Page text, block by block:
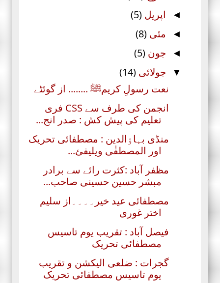
◄ اپریل (5)
◄ مئی (8)
◄ جون (5)
▼ جولائی (14)
نعت رسولِ کریمﷺ ........ از گوئٹے
انجمن کی طرف سے CSS فری
تعلیم کی پیش کش : صدر انج...
منڈی بہاٶالدین : مصطفائی تحریک
اور المصطفٰی ویلیفئ...
مظفر آباد :کثرت رائے سے برادر
مبشر حسین حسینی صاحب...
مصطفائی عید خیر۔۔۔۔از سلیم
اختر غوری
فیصل آباد : تقریب یوم تاسیس
مصطفائی تحریک
گجرات : ضلعی الیکشن و تقریب
یوم تاسیس مصطفائی تحریک